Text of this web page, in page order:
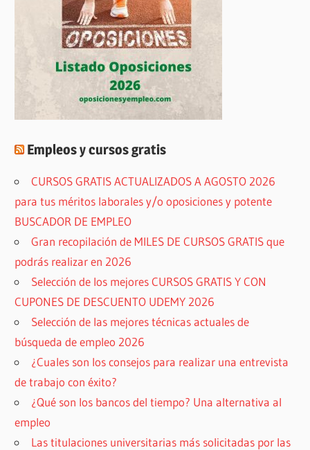
Empleos y cursos gratis
CURSOS GRATIS ACTUALIZADOS A AGOSTO 2026
para tus méritos laborales y/o oposiciones y potente
BUSCADOR DE EMPLEO
Gran recopilación de MILES DE CURSOS GRATIS que
podrás realizar en 2026
Selección de los mejores CURSOS GRATIS Y CON
CUPONES DE DESCUENTO UDEMY 2026
Selección de las mejores técnicas actuales de
búsqueda de empleo 2026
¿Cuales son los consejos para realizar una entrevista
de trabajo con éxito?
¿Qué son los bancos del tiempo? Una alternativa al
empleo
Las titulaciones universitarias más solicitadas por las